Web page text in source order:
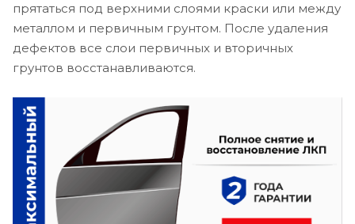
прятаться под верхними слоями краски или между
металлом и первичным грунтом. После удаления
дефектов все слои первичных и вторичных
грунтов восстанавливаются.